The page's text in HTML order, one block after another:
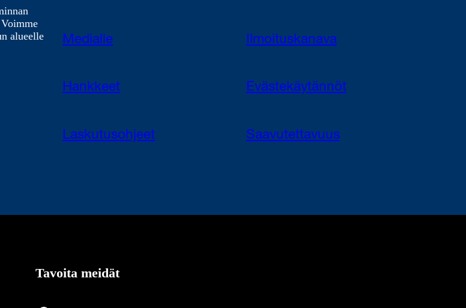
alueelle
Medialle
Hankkeet
Laskutusohjeet
Ilmoituskanava
Evästekäytännöt
Saavutettavuus
Tavoita meidät